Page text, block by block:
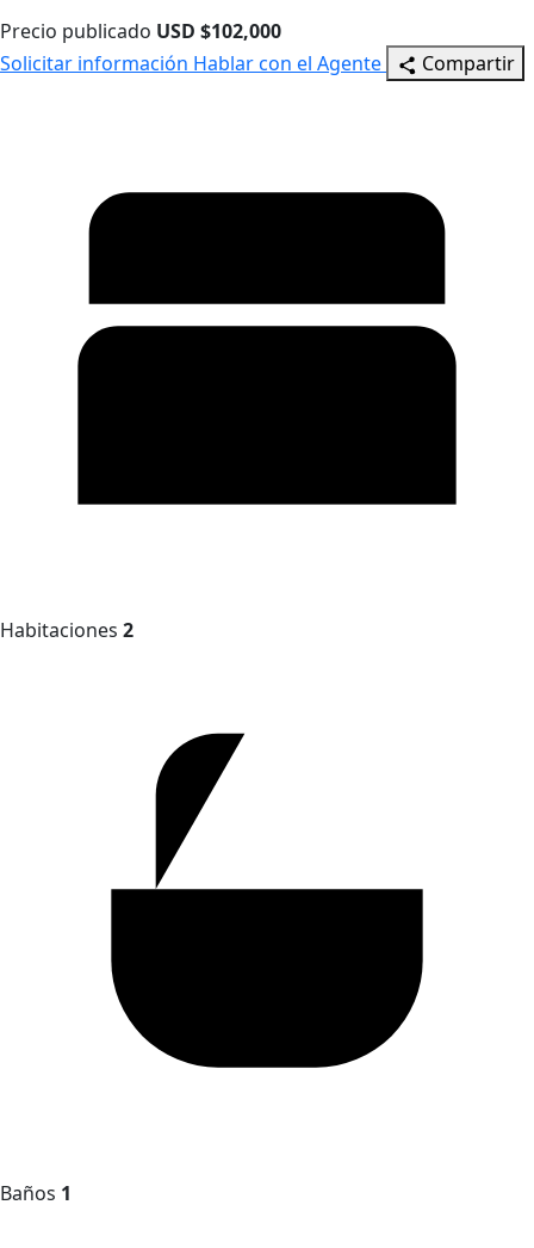
Precio publicado USD $102,000
Solicitar información Hablar con el Agente Compartir
Habitaciones 2
Baños 1